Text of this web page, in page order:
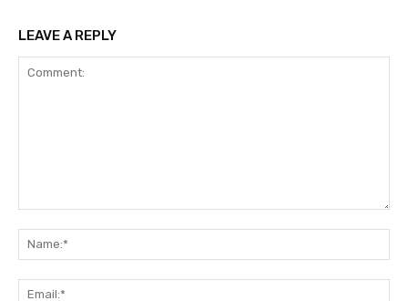
LEAVE A REPLY